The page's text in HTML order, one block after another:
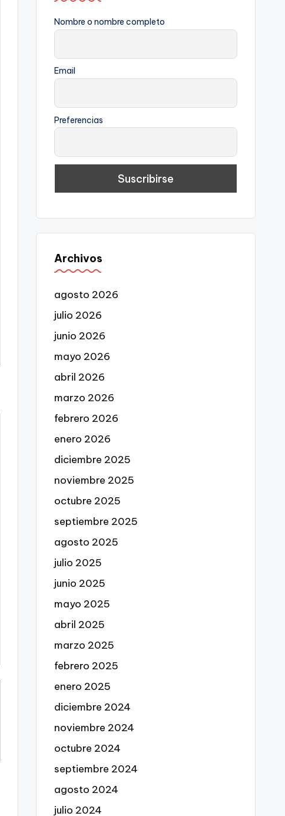
Nombre o nombre completo
Email
Preferencias
Archivos
agosto 2026
julio 2026
junio 2026
mayo 2026
abril 2026
marzo 2026
febrero 2026
enero 2026
diciembre 2025
noviembre 2025
octubre 2025
septiembre 2025
agosto 2025
julio 2025
junio 2025
mayo 2025
abril 2025
marzo 2025
febrero 2025
enero 2025
diciembre 2024
noviembre 2024
octubre 2024
septiembre 2024
agosto 2024
julio 2024